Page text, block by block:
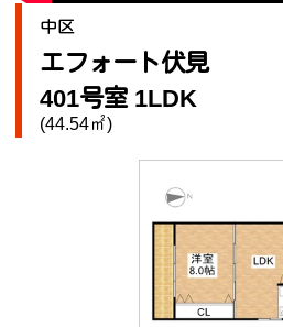
中区
エフォート伏見
401号室 1LDK
(44.54㎡)